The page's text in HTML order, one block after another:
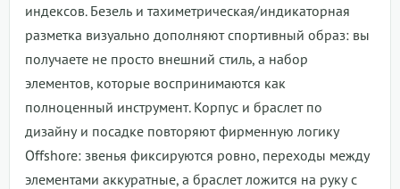
индексов. Безель и тахиметрическая/индикаторная
разметка визуально дополняют спортивный образ: вы
получаете не просто внешний стиль, а набор
элементов, которые воспринимаются как
полноценный инструмент. Корпус и браслет по
дизайну и посадке повторяют фирменную логику
Offshore: звенья фиксируются ровно, переходы между
элементами аккуратные, а браслет ложится на руку с